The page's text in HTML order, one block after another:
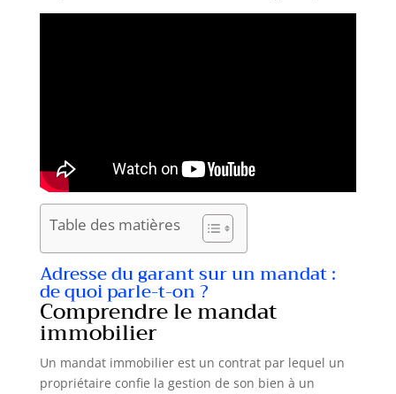
Table des matières
Adresse du garant sur un mandat :
de quoi parle-t-on ?
Comprendre le mandat
immobilier
Un mandat immobilier est un contrat par lequel un
propriétaire confie la gestion de son bien à un